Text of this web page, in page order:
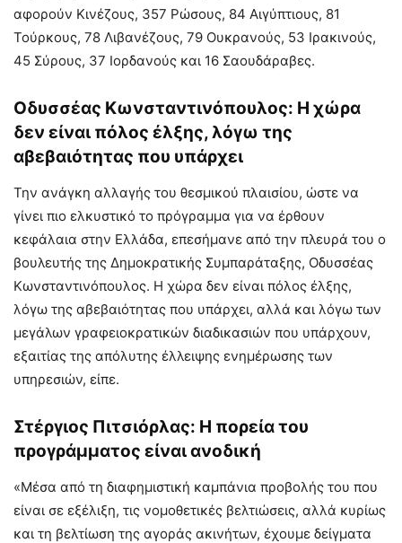
αφορούν Κινέζους, 357 Ρώσους, 84 Αιγύπτιους, 81
Τούρκους, 78 Λιβανέζους, 79 Ουκρανούς, 53 Ιρακινούς,
45 Σύρους, 37 Ιορδανούς και 16 Σαουδάραβες.
Οδυσσέας Κωνσταντινόπουλος: Η χώρα
δεν είναι πόλος έλξης, λόγω της
αβεβαιότητας που υπάρχει
Την ανάγκη αλλαγής του θεσμικού πλαισίου, ώστε να
γίνει πιο ελκυστικό το πρόγραμμα για να έρθουν
κεφάλαια στην Ελλάδα, επεσήμανε από την πλευρά του ο
βουλευτής της Δημοκρατικής Συμπαράταξης, Οδυσσέας
Κωνσταντινόπουλος. Η χώρα δεν είναι πόλος έλξης,
λόγω της αβεβαιότητας που υπάρχει, αλλά και λόγω των
μεγάλων γραφειοκρατικών διαδικασιών που υπάρχουν,
εξαιτίας της απόλυτης έλλειψης ενημέρωσης των
υπηρεσιών, είπε.
Στέργιος Πιτσιόρλας: Η πορεία του
προγράμματος είναι ανοδική
«Μέσα από τη διαφημιστική καμπάνια προβολής του που
είναι σε εξέλιξη, τις νομοθετικές βελτιώσεις, αλλά κυρίως
και τη βελτίωση της αγοράς ακινήτων, έχουμε δείγματα